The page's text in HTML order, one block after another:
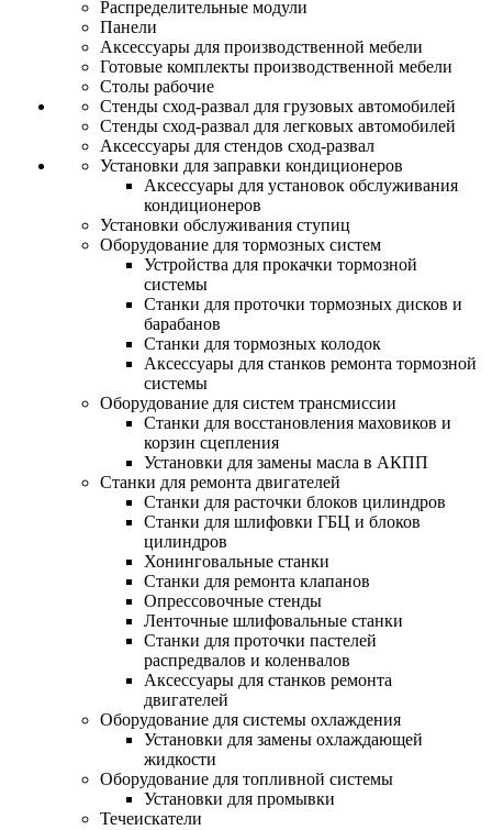
Распределительные модули
Панели
Аксессуары для производственной мебели
Готовые комплекты производственной мебели
Столы рабочие
Стенды сход-развал для грузовых автомобилей
Стенды сход-развал для легковых автомобилей
Аксессуары для стендов сход-развал
Установки для заправки кондиционеров
Аксессуары для установок обслуживания
кондиционеров
Установки обслуживания ступиц
Оборудование для тормозных систем
Устройства для прокачки тормозной
системы
Станки для проточки тормозных дисков и
барабанов
Станки для тормозных колодок
Аксессуары для станков ремонта тормозной
системы
Оборудование для систем трансмиссии
Станки для восстановления маховиков и
корзин сцепления
Установки для замены масла в АКПП
Станки для ремонта двигателей
Станки для расточки блоков цилиндров
Станки для шлифовки ГБЦ и блоков
цилиндров
Хонинговальные станки
Станки для ремонта клапанов
Опрессовочные стенды
Ленточные шлифовальные станки
Станки для проточки пастелей
распредвалов и коленвалов
Аксессуары для станков ремонта
двигателей
Оборудование для системы охлаждения
Установки для замены охлаждающей
жидкости
Оборудование для топливной системы
Установки для промывки
Течеискатели